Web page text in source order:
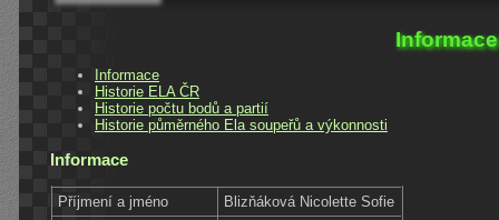
Informace
Historie ELA ČR
Historie počtu bodů a partií
Historie půměrného Ela soupeřů a výkonnosti
Informace
Příjmení a jméno
Blizňáková Nicolette Sofie